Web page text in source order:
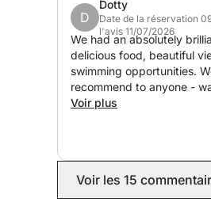
D
Dotty
Date de la réservation
l'avis 11/07/2026
We had an absolutely
delicious food, beautiful
swimming opportunities.
recommend to anyone -
trip to Bodrum!
Voir plus
Voir les 15